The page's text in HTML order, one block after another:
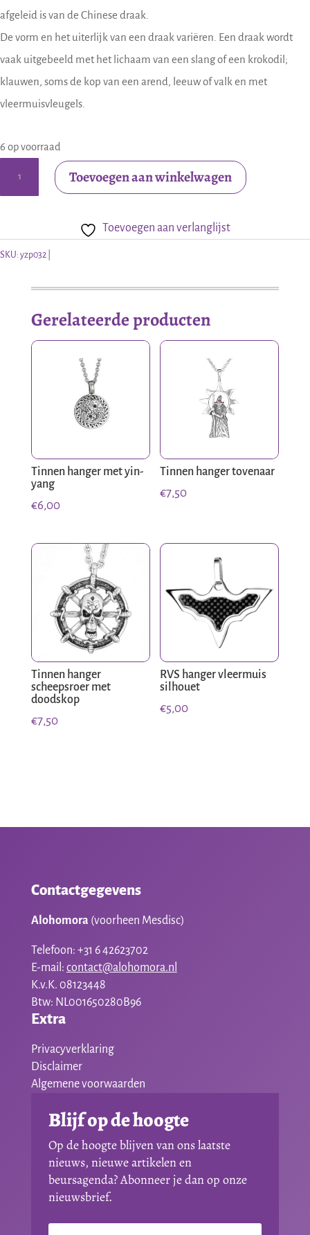
afgeleid is van de Chinese draak.
De vorm en het uiterlijk van een draak variëren. Een draak wordt
vaak uitgebeeld met het lichaam van een slang of een krokodil;
klauwen, soms de kop van een arend, leeuw of valk en met
vleermuisvleugels.
6 op voorraad
met
rode
Toevoegen aan winkelwagen
Toevoegen aan verlanglijst
SKU: yzp032
Gerelateerde producten
Tinnen hanger met yin-
yang
€6,00
Tinnen hanger tovenaar
€7,50
Tinnen hanger
scheepsroer met
doodskop
€7,50
RVS hanger vleermuis
silhouet
€5,00
Contactgegevens
Alohomora (voorheen Mesdisc)
Telefoon: +31 6 42623702
E-mail: contact@alohomora.nl
K.v.K. 08123448
Btw: NL001650280B96
Extra
Privacyverklaring
Disclaimer
Algemene voorwaarden
Blijf op de hoogte
Op de hoogte blijven van ons laatste
nieuws, nieuwe artikelen en
beursagenda? Abonneer je dan op onze
nieuwsbrief.